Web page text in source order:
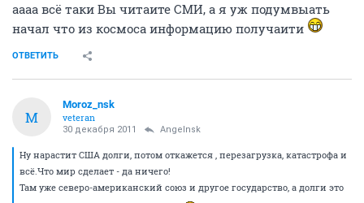
аааа всё таки Вы читаите СМИ, а я уж подумвыать
начал что из космоса информацию получаити
ОТВЕТИТЬ
M
Moroz_nsk
veteran
30 декабря 2011 Angelnsk
Ну нарастит США долги, потом откажется , перезагрузка, катастрофа и
всё.Что мир сделает - да ничего!
Там уже северо-американский союз и другое государство, а долги это